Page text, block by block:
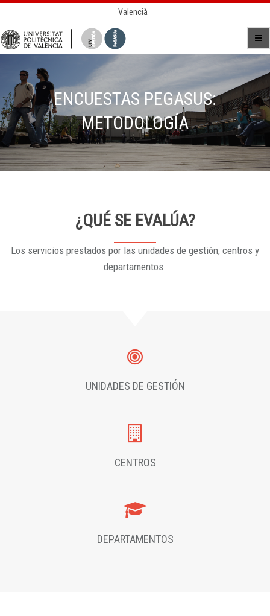
Valencià
ENCUESTAS PEGASUS:
METODOLOGÍA
¿QUÉ SE EVALÚA?
Los servicios prestados por las unidades de gestión, centros y
departamentos.
UNIDADES DE GESTIÓN
CENTROS
DEPARTAMENTOS